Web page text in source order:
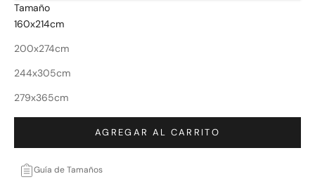
Tamaño
160x214cm
200x274cm
244x305cm
279x365cm
AGREGAR AL CARRITO
Guía de Tamaños